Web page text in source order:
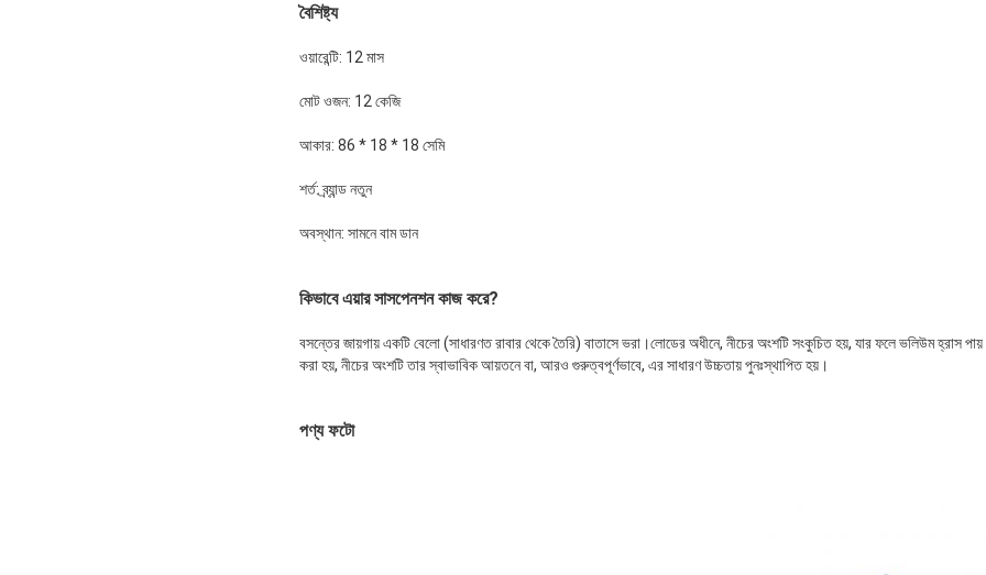
বৈশিষ্ট্য
ওয়ারেন্টি: 12 মাস
মোট ওজন: 12 কেজি
আকার: 86 * 18 * 18 সেমি
শর্ত: ব্র্যান্ড নতুন
অবস্থান: সামনে বাম ডান
কিভাবে এয়ার সাসপেনশন কাজ করে?
বসন্তের জায়গায় একটি বেলো (সাধারণত রাবার থেকে তৈরি) বাতাসে ভরা।লোডের অধীনে, নীচের অংশটি সংকুচিত হয়, যার ফলে ভলিউম হ্রাস
করা হয়, নীচের অংশটি তার স্বাভাবিক আয়তনে বা, আরও গুরুত্বপূর্ণভাবে, এর সাধারণ উচ্চতায় পুনঃস্থাপিত হয়।
পণ্য ফটো